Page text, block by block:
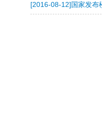
[2016-08-12]国家发布